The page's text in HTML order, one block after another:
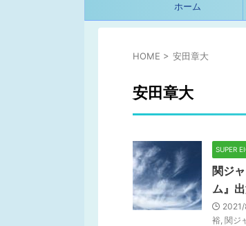
ホーム
HOME > 安田章大
安田章大
SUPER
関ジ
ム』
裕, 関ジ